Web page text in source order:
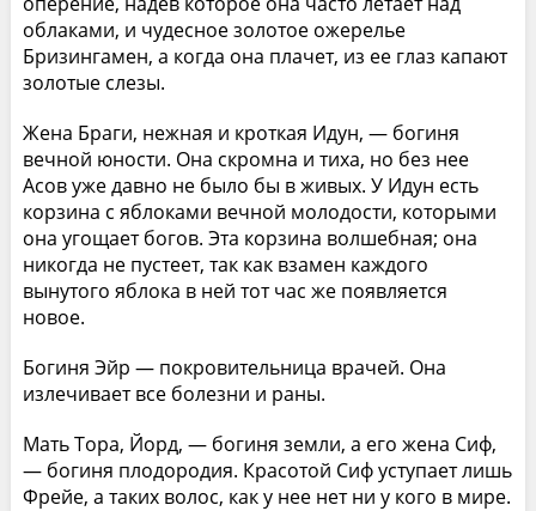
облаками, и чудесное золотое ожерелье
Бризингамен, а когда она плачет, из ее глаз капают
золотые слезы.
Жена Браги, нежная и кроткая Идун, — богиня
вечной юности. Она скромна и тиха, но без нее
Асов уже давно не было бы в живых. У Идун есть
корзина с яблоками вечной молодости, которыми
она угощает богов. Эта корзина волшебная; она
никогда не пустеет, так как взамен каждого
вынутого яблока в ней тот час же появляется
новое.
Богиня Эйр — покровительница врачей. Она
излечивает все болезни и раны.
Мать Тора, Йорд, — богиня земли, а его жена Сиф,
— богиня плодородия. Красотой Сиф уступает лишь
Фрейе, а таких волос, как у нее нет ни у кого в мире.